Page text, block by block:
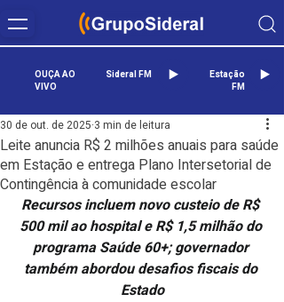
OUÇA AO
VIVO
Sideral FM
Estação
FM
Leite anuncia R$ 2 milhões anuais para saúde
em Estação e entrega Plano Intersetorial de
Contingência à comunidade escolar
30 de out. de 2025 3 min de leitura
Recursos incluem novo custeio de R$
500 mil ao hospital e R$ 1,5 milhão do
programa Saúde 60+; governador
também abordou desafios fiscais do
Estado